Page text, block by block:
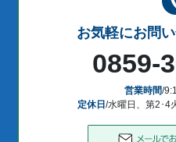
お気軽にお問
0859-
営業時間/
定休日 /水曜日、第2･4